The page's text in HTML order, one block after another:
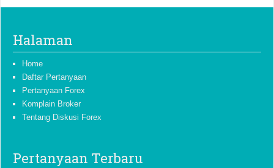
Halaman
Home
Daftar Pertanyaan
Pertanyaan Forex
Komplain Broker
Tentang Diskusi Forex
Pertanyaan Terbaru